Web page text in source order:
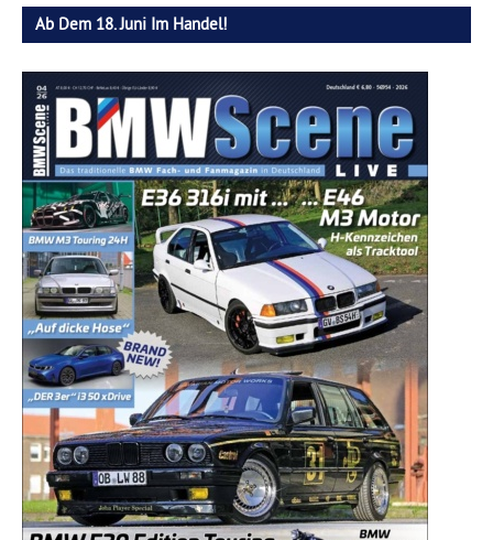
Ab Dem 18. Juni Im Handel!